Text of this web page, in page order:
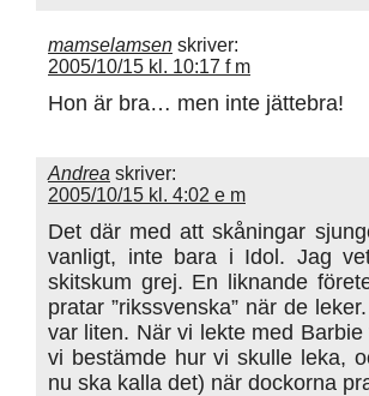
mamselamsen skriver:
2005/10/15 kl. 10:17 f m
Hon är bra… men inte jättebra!
Andrea skriver:
2005/10/15 kl. 4:02 e m
Det där med att skåningar
vanligt, inte bara i Idol. Jag
skitskum grej. En liknande
pratar ”rikssvenska” när de
var liten. När vi lekte med
vi bestämde hur vi skulle leka,
nu ska kalla det) när dockorna